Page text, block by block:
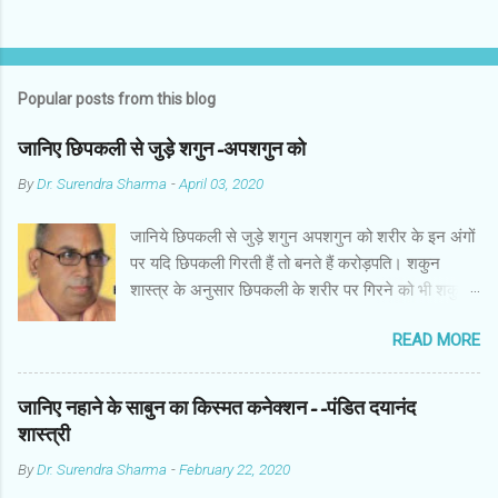
Popular posts from this blog
जानिए छिपकली से जुड़े शगुन-अपशगुन को
ByDr. Surendra Sharma -April 03, 2020
जानिये छिपकली से जुड़े शगुन अपशगुन को शरीर के इन अंगों
पर यदि छिपकली गिरती हैं तो बनते हैं करोड़पति। शकुन
शास्त्र के अनुसार छिपकली के शरीर पर गिरने को भी शकुन/
पाई जाती है, एक जंगली और एक घरेलू। छिपकली की जंगली
नस्ल को गिरगिट कहा जाता है जबकि घरों में पाई जाने वाली
छिपकली घरेलू छिपकली कही जाती है। शकुन शास्त्र के
अनुसार छिपकली के शरीर पर गिरने को भी शकुन/अपशकुन
के दाहिनी तरफ गिरना ठीक होता है। इसी प्रकार छिपकली का
READ MORE
जानिए नहाने के साबुन का किस्मत कनेक्शन--पंडित दयानंद
शास्त्री
ByDr. Surendra Sharma -February 22, 2020